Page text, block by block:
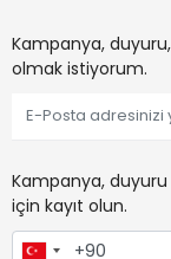
Kampanya,
olmak istiyorum.
Kampanya,
için kayıt olun.